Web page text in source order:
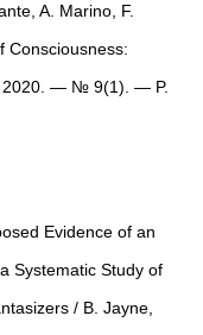
A. Marino, F.
Consciousness:
2020. — № 9(1). — P.
Evidence of an
Systematic Study of
/ B. Jayne,